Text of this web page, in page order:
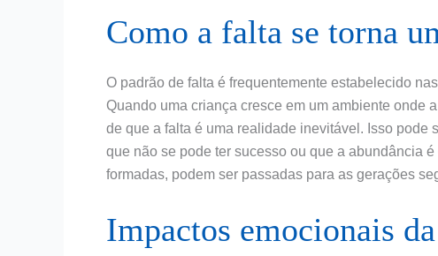
Como a falta se torna
O padrão de falta é frequentemente estabelecido
Quando uma criança cresce em um ambiente onde
de que a falta é uma realidade inevitável. Isso pode
que não se pode ter sucesso ou que a abundância
formadas, podem ser passadas para as gerações
Impactos emocionais